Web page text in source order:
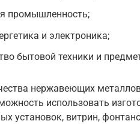
промышленность;
и электроника;
бытовой техники и
нержавеющих
использовать
установок, витрин,